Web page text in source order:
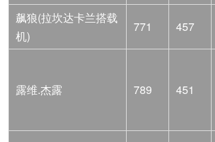
飙狼(拉坎达卡兰搭载
机)
771 457
露维.杰露 789 451